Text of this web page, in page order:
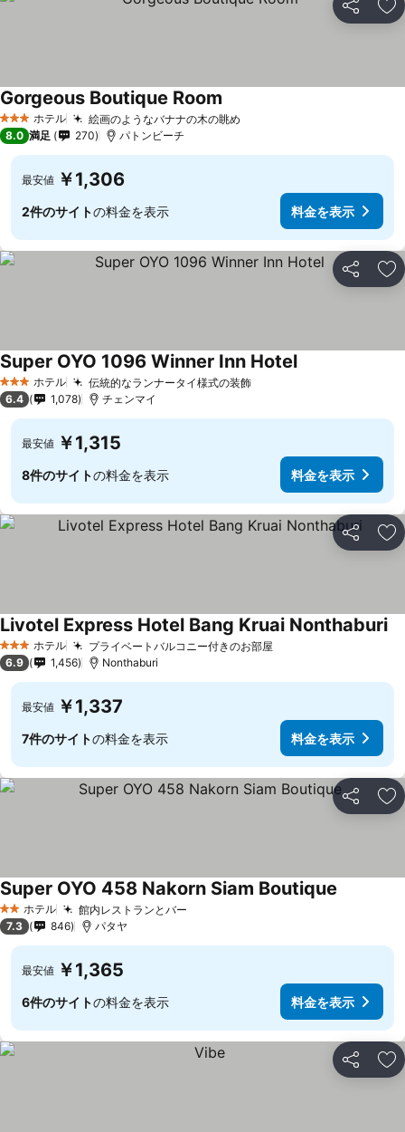
シェア お
3 ホテルのランク
ホテル 絵画のようなバナナの木の眺め
Gorgeous Boutique Room
8.0 満足 270 パトンビーチ
最安値 ￥1,306
2件のサイトの料金を表示 料金を表示
シェア お
3 ホテルのランク
ホテル 伝統的なランナータイ様式の装飾料金を表示
Super OYO 1096 Winner Inn Hotel料金を表示
6.4 1,078 チェンマイ
最安値 ￥1,315
8件のサイトの料金を表示 料金を表示
シェア お
3 ホテルのランク
ホテル プライベートバルコニー付きのお部屋料金を表示
Livotel Express Hotel Bang Kruai Nonthaburi料
6.9 1,456 Nonthaburi
最安値 ￥1,337
7件のサイトの料金を表示 料金を表示
シェア お
2 ホテルのランク
ホテル 館内レストランとバー
Super OYO 458 Nakorn Siam Boutique
7.3 846 パタヤ
最安値 ￥1,365
6件のサイトの料金を表示 料金を表示
シェア お